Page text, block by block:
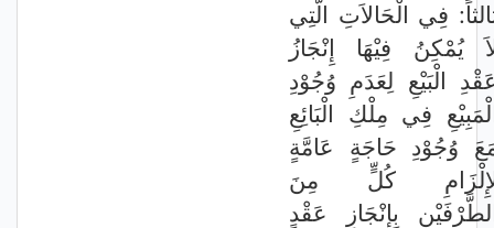
فِي الْحَالاَتِ الَّتِي
يُمْكِنُ فِيْهَا إِنْجَازُ
الْبَيْعِ لِعَدَمِ وُجُوْدِ
فِي مِلْكِ الْبَائِعِ
وُجُوْدِ حَاجَةٍ عَامَّةٍ
كُلٍّ مِنَ
بِإِنْجَازِ عَقْدٍ